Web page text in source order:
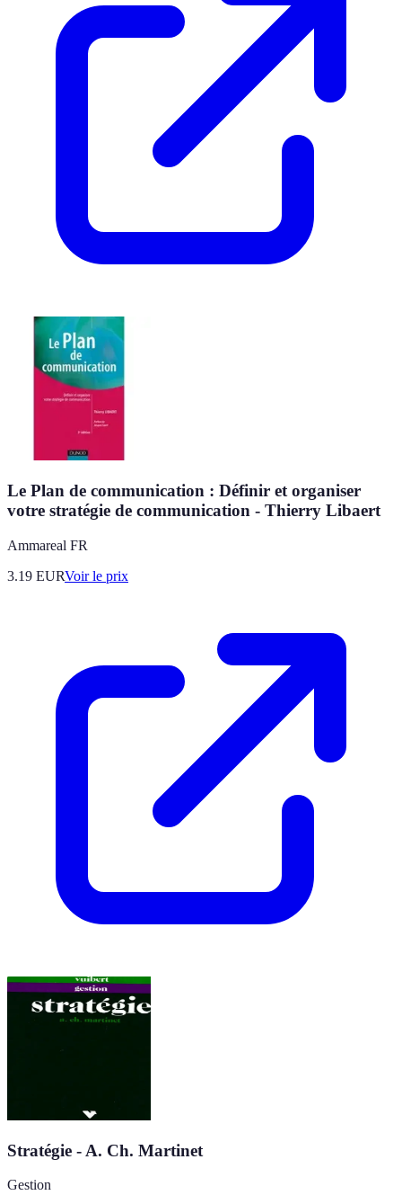
Le Plan de communication : Définir et organiser
votre stratégie de communication - Thierry Libaert
Ammareal FR
3.19 EURVoir le prix
Stratégie - A. Ch. Martinet
Gestion